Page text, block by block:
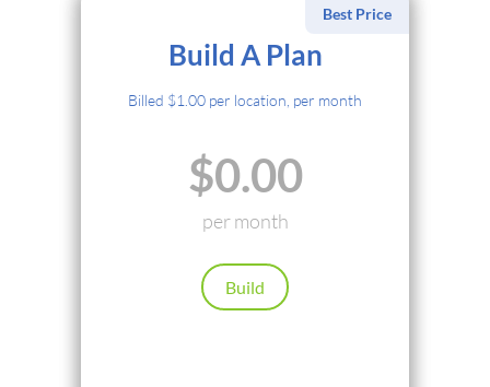
Best Price
Build A Plan
Billed $1.00 per location, per month
$0.00
per month
Build
Cryptocurrency
Local Payments
Renews automatically. Cancel anytime.